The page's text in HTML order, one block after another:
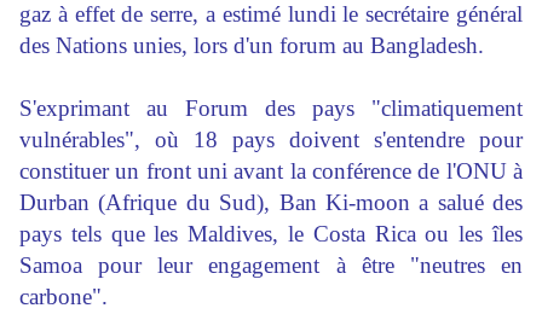
gaz à effet de serre, a estimé lundi le secrétaire général
des Nations unies, lors d'un forum au Bangladesh.
S'exprimant au Forum des pays "climatiquement
vulnérables", où 18 pays doivent s'entendre pour
constituer un front uni avant la conférence de l'ONU à
Durban (Afrique du Sud), Ban Ki-moon a salué des
pays tels que les Maldives, le Costa Rica ou les îles
Samoa pour leur engagement à être "neutres en
carbone".